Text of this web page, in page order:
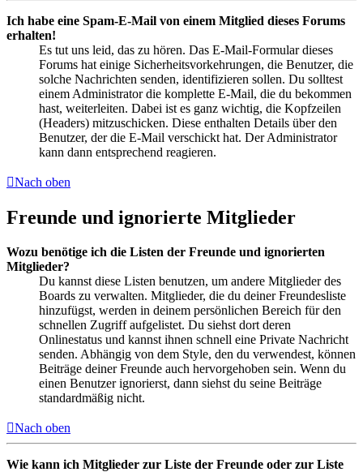
Ich habe eine Spam-E-Mail von einem Mitglied dieses Forums
erhalten!
Es tut uns leid, das zu hören. Das E-Mail-Formular dieses
Forums hat einige Sicherheitsvorkehrungen, die Benutzer, die
solche Nachrichten senden, identifizieren sollen. Du solltest
einem Administrator die komplette E-Mail, die du bekommen
hast, weiterleiten. Dabei ist es ganz wichtig, die Kopfzeilen
(Headers) mitzuschicken. Diese enthalten Details über den
Benutzer, der die E-Mail verschickt hat. Der Administrator
kann dann entsprechend reagieren.
Nach oben
Freunde und ignorierte Mitglieder
Wozu benötige ich die Listen der Freunde und ignorierten
Mitglieder?
Du kannst diese Listen benutzen, um andere Mitglieder des
Boards zu verwalten. Mitglieder, die du deiner Freundesliste
hinzufügst, werden in deinem persönlichen Bereich für den
schnellen Zugriff aufgelistet. Du siehst dort deren
Onlinestatus und kannst ihnen schnell eine Private Nachricht
senden. Abhängig von dem Style, den du verwendest, können
Beiträge deiner Freunde auch hervorgehoben sein. Wenn du
einen Benutzer ignorierst, dann siehst du seine Beiträge
standardmäßig nicht.
Nach oben
Wie kann ich Mitglieder zur Liste der Freunde oder zur Liste